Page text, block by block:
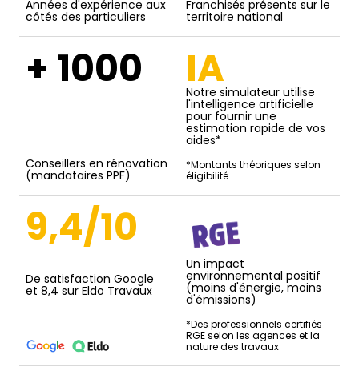
Années d'expérience aux
côtés des particuliers
Franchisés présents sur le
territoire national
+ 1000
Conseillers en rénovation
(mandataires PPF)
IA
Notre simulateur utilise
l'intelligence artificielle
pour fournir une
estimation rapide de vos
aides*
*Montants théoriques selon
éligibilité.
9,4/10
De satisfaction Google
et 8,4 sur Eldo Travaux
Un impact
environnemental positif
(moins d'énergie, moins
d'émissions)
*Des professionnels certifiés
RGE selon les agences et la
nature des travaux